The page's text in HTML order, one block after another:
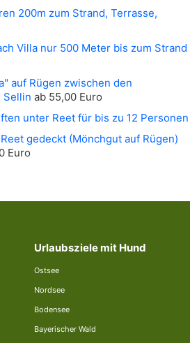
200m zum Strand, Terrasse,
Villa nur 500 Meter bis zum Strand
auf Rügen zwischen den
Sellin ab 55,00 Euro
unter Reet für bis zu 12 Personen
gedeckt (Mönchgut auf Rügen)
Euro
Urlaubsziele mit Hund
Ostsee
Nordsee
Bodensee
Bayerischer Wald